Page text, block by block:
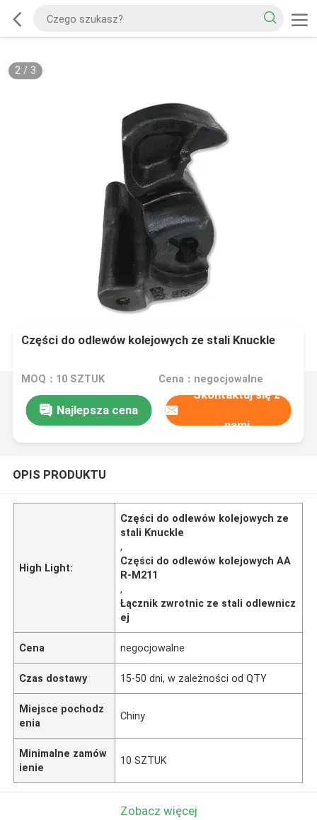
2/ 3
Części do odlewów kolejowych ze stali Knuckle
MOQ：10 SZTUK Cena：negocjowalne
Najlepsza cena
Skontaktuj się z
nami
OPIS PRODUKTU
High Light:
Części do odlewów kolejowych ze
stali Knuckle
,
Części do odlewów kolejowych AA
R-M211
,
Łącznik zwrotnic ze stali odlewnicz
ej
Cena negocjowalne
Czas dostawy 15-50 dni, w zależności od QTY
Miejsce pochodz
enia
Chiny
Minimalne zamów
ienie
10 SZTUK
Zobacz więcej